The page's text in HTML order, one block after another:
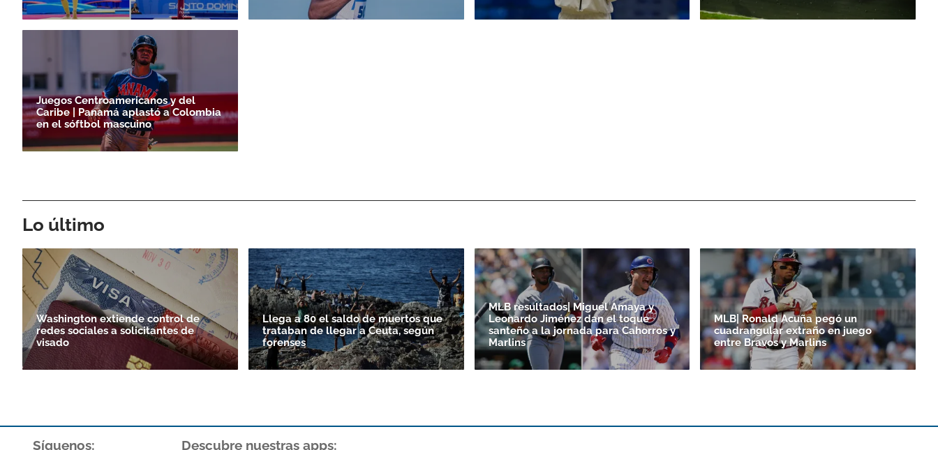
Juegos Centroamericanos y del
Caribe | Panamá aplastó a Colombia
en el sóftbol mascuino
Lo último
Washington extiende control de
redes sociales a solicitantes de
visado
Llega a 80 el saldo de muertos que
trataban de llegar a Ceuta, según
forenses
MLB resultados| Miguel Amaya y
Leonardo Jiménez dan el toque
santeño a la jornada para Cahorros y
Marlins
MLB| Ronald Acuña pegó un
cuadrangular extraño en juego
entre Bravos y Marlins
Síguenos: Descubre nuestras apps: